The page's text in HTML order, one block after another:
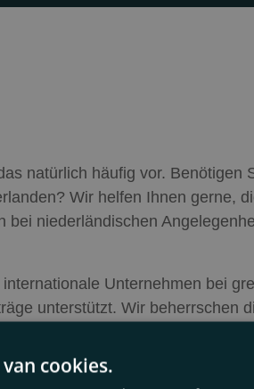
natürlich häufig vor. Benötigen
Wir helfen Ihnen gerne,
niederländischen
Unternehmen bei
unterstützt. Wir beherrschen
denen wir angehören, kann
cookies.